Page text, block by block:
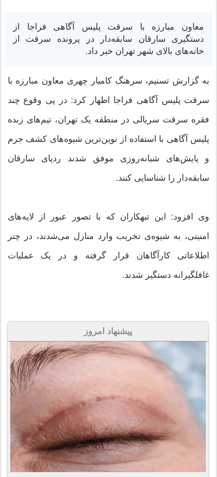
معاون مبارزه با سرقت پلیس آگاهی فراجا از
دستگیری سارقان سابقه‌دار در پرونده سرقت از
خانه‌های بالای شهر تهران خبر داد.
به گزارش تسنیم، سرهنگ کامیار چهری معاون مبارزه با
سرقت پلیس آگاهی فراجا اظهار کرد: در پی وقوع چند
فقره سرقت سریالی در منطقه یک تهران، تیم‌های زبده
پلیس آگاهی با استفاده از نوین‌ترین شیوه‌های کشف جرم
و پایش‌های شبانه‌روزی موفق شدند ردپای سارقان
سابقه‌دار را شناسایی کنند.
وی افزود: این تبهکاران که با تصور عبور از لایه‌های
امنیتی، به شیوه‌ی تخریب وارد منازل می‌شدند، در چتر
اطلاعاتی کارآگاهان قرار گرفته و در یک عملیات
غافلگیرانه دستگیر شدند.
پیشنهاد امروز